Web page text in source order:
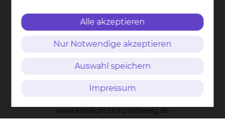
Braunschweig gGmbH
38118 Braunschweig
Tel.: 0531/595-0
www.klinikum-braunschweig.de
Alle akzeptieren
Nur Notwendige akzeptieren
Auswahl speichern
Impressum